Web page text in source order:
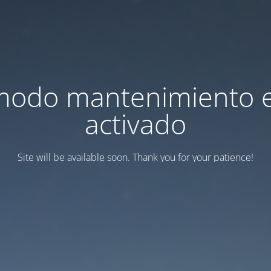
mantenimiento
activado
Site will be available soon. Thank you for your patience!